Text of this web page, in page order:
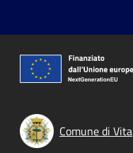
Comune di Vita